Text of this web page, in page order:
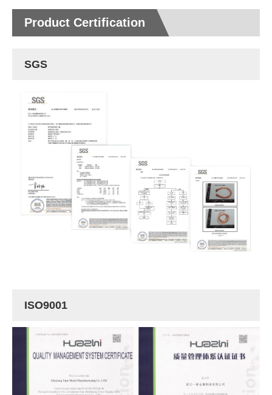
Product Certification
SGS
ISO9001